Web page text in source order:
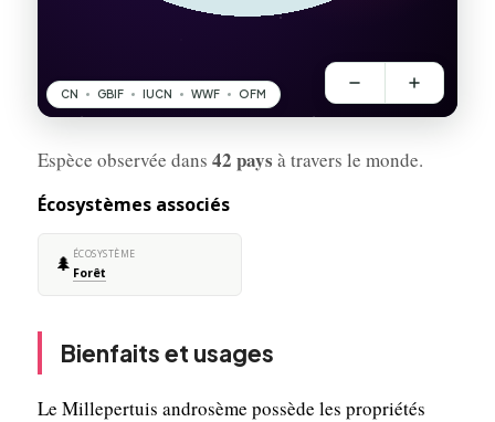
Espèce observée dans 42 pays à travers le monde.
Écosystèmes associés
🌲 ÉCOSYSTÈME
Forêt
Bienfaits et usages
Le Millepertuis androsème possède les propriétés